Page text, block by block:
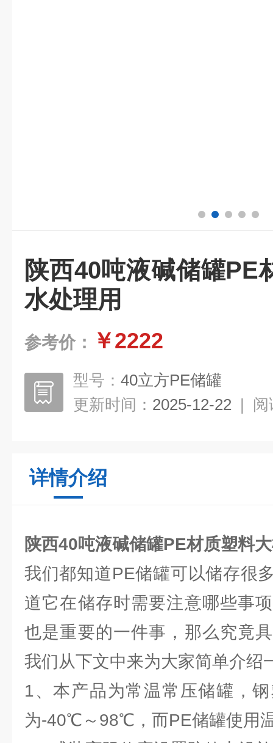
陕西40吨液碱储罐PE
水处理用
参考价： ￥2222
型号： 40立方PE储罐
更新时间： 2025-12-22 | 阅
详情介绍
陕西40吨液碱储罐PE材质塑料
我们都知道PE储罐可以储存很
道它在储存时需要注意哪些事
也是重要的一件事，那么究竟
我们从下文中来为大家简单介绍
1、本产品为常温常压储罐，
为-40℃～98℃，而PE储罐使用